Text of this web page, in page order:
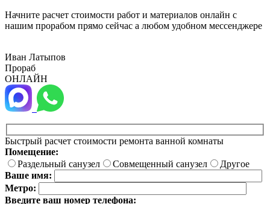
Начните расчет стоимости работ и материалов онлайн с
нашим прорабом прямо сейчас а любом удобном мессенджере
Иван Латыпов
Прораб
ОНЛАЙН
Быстрый расчет стоимости ремонта ванной комнаты
Помещение:
Раздельный санузел
Совмещенный санузел
Другое
Ваше имя:
Метро:
Введите ваш номер телефона: